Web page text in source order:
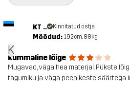
K
KT .. Kinnitatud ostja
Mõõdud: 192cm, 88kg
kummaline lõige
Mugavad, väga hea materjal. Pükste
tagumiku ja väga peenikeste säärtega